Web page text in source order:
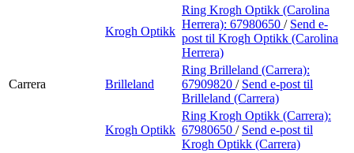
Krogh Optikk
Ring Krogh Optikk (Carolina
Herrera): 67980650 / Send e-
post til Krogh Optikk (Carolina
Herrera)
Carrera Brilleland
Ring Brilleland (Carrera):
67909820 / Send e-post til
Brilleland (Carrera)
Krogh Optikk
Ring Krogh Optikk (Carrera):
67980650 / Send e-post til
Krogh Optikk (Carrera)